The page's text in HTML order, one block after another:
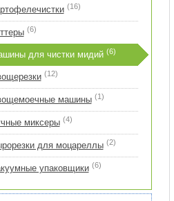
(16)
(6)
для чистки мидий (6)
(12)
машины (1)
миксеры (4)
для моцареллы (2)
упаковщики (6)